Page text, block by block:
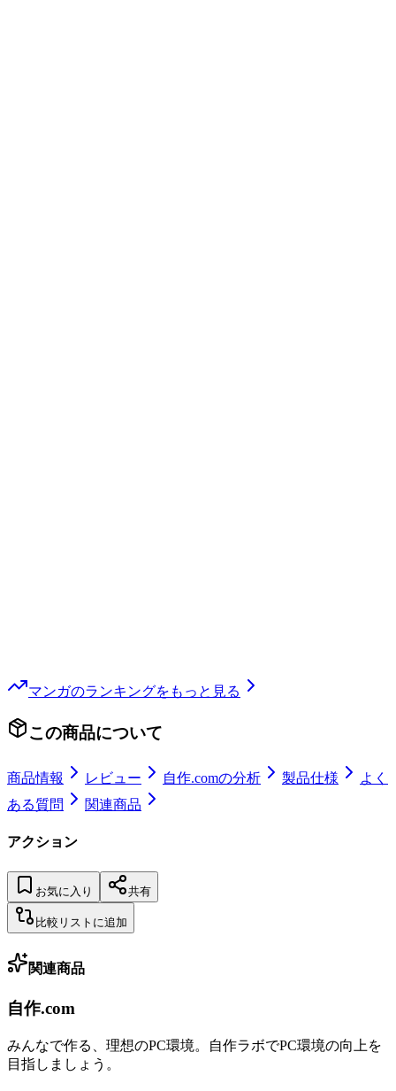
マンガのランキングをもっと見る
この商品について
商品情報 レビュー 自作.comの分析 製品仕様
よく
ある質問
関連商品
アクション
お気に入り 共有
比較リストに追加
関連商品
自作.com
みんなで作る、理想のPC環境。 自作ラボでPC環境の向上を
目指しましょう。